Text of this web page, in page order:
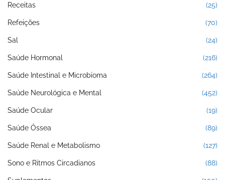
Receitas (25)
Refeições (70)
Sal (24)
Saúde Hormonal (216)
Saúde Intestinal e Microbioma (264)
Saúde Neurológica e Mental (452)
Saúde Ocular (19)
Saúde Óssea (89)
Saúde Renal e Metabolismo (127)
Sono e Ritmos Circadianos (88)